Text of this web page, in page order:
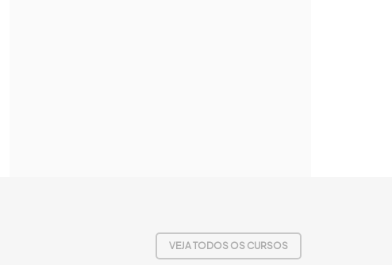
VEJA TODOS OS CURSOS